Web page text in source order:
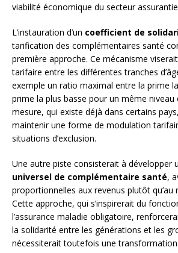
viabilité économique du secteur
L’instauration d’un coefficient de
tarification des complémentaires santé
première approche. Ce mécanisme
tarifaire entre les différentes tranches
exemple un ratio maximal entre la prime
prime la plus basse pour un même niveau
mesure, qui existe déjà dans certains
maintenir une forme de modulation
situations d’exclusion.
Une autre piste consisterait à développer
universel de complémentaire santé,
proportionnelles aux revenus plutôt qu’au
Cette approche, qui s’inspirerait du
l’assurance maladie obligatoire,
la solidarité entre les générations et les
nécessiterait toutefois une